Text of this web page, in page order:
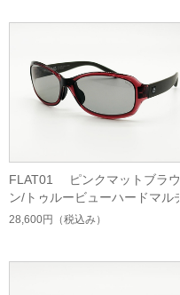
FLAT01 ピンクマットブラウ
ン/トゥルービューハードマルチ
シングルコート
28,600円 （税込み）